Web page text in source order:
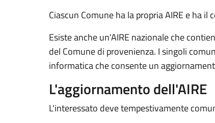
Ciascun Comune ha la propria AIRE e ha
Esiste anche un'AIRE nazionale­ che
del Comune di provenienza. I singoli
informatica che consente un
L'aggiornamento dell'AIRE
L'interessato deve tempestivamente